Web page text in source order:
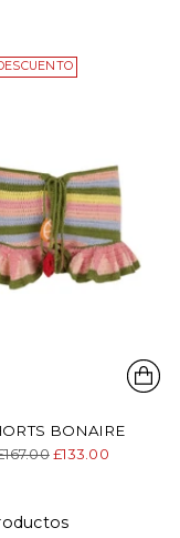
BONAIRE
£133.00